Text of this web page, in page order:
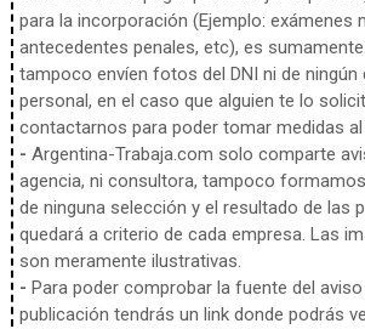
para la incorporación (Ejemplo: exámenes
antecedentes penales, etc), es
tampoco envíen fotos del DNI ni de ningún
personal, en el caso que alguien te lo
contactarnos para poder tomar medidas
- Argentina-Trabaja.com solo comparte
agencia, ni consultora, tampoco
de ninguna selección y el resultado de las
quedará a criterio de cada empresa. Las
son meramente ilustrativas.
- Para poder comprobar la fuente del
publicación tendrás un link donde podrás